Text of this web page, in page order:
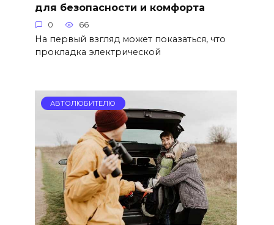
для безопасности и комфорта
0 66
На первый взгляд может показаться, что
прокладка электрической
АВТОЛЮБИТЕЛЮ